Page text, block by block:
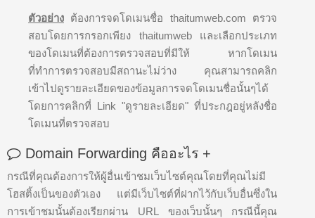
ตัวอย่าง ต้องการจดโดเมนชื่อ thaitumweb.com ตรวจ
สอบโดยการกรอกเพียง thaitumweb และเลือกประเภท
ของโดเมนที่ต้องการตรวจสอบที่มีให้ หากโดเมน
ที่ทำการตรวจสอบมีสถานะไม่ว่าง คุณสามารถคลิก
เข้าไปดูรายละเอียดของข้อมูลการจดโดเมนชื่อนั้นๆได้
โดยการคลิกที่ Link "ดูรายละเอียด" ที่ประกฎอยู่หลังชื่อ
โดเมนที่ตรวจสอบ
Domain Forwarding คืออะไร +
กรณีที่คุณต้องการให้ผู้อื่นเข้าชมเว็บไซต์คุณโดยที่คุณไม่มี
โฮสติ้งเป็นของตัวเอง แต่มีเว็บไซต์ที่ฝากไว้กับเว็บอื่นซึ่งใน
การเข้าชมนั้นต้องเรียกผ่าน URL ของเว็บนั้นๆ กรณีนี้คุณ